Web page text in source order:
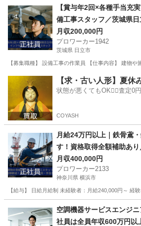
電気 未経験
正社員
【賞与年2回×各種手当充
備工事スタッフ／茨城県
月収200,000円
プロワーカー1942
茨城県 日立市
【募集職種】 設備工事の作業員 【仕事内容】 建物
その他 社会保険
【求・古い人形】夏休
状態が悪くてもOK🙆‍♀️査定0
COYASH
正社員
月給24万円以上｜鉄骨鳶
す！資格取得全額補助あ
月収400,000円
プロワーカー2133
神奈川県 横浜市
【給与】 日給月給制 未経験者：月給240,000円～
鳶職 鉄骨鳶
空調機器サービスエンジ
社員は全員年収600万円以